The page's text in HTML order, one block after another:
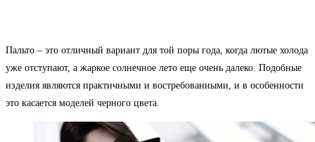
Пальто – это отличный вариант для той поры года, когда лютые холода
уже отступают, а жаркое солнечное лето еще очень далеко. Подобные
изделия являются практичными и востребованными, и в особенности
это касается моделей черного цвета.